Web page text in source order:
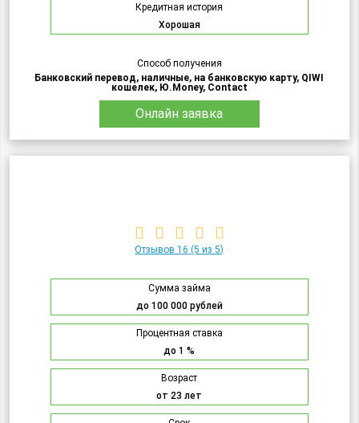
Кредитная история
Хорошая
Способ получения
Банковский перевод, наличные, на банковскую карту, QIWI
кошелек, Ю.Money, Contact
Онлайн заявка
Отзывов 16 (5 из 5)
Сумма займа
до 100 000 рублей
Процентная ставка
до 1 %
Возраст
от 23 лет